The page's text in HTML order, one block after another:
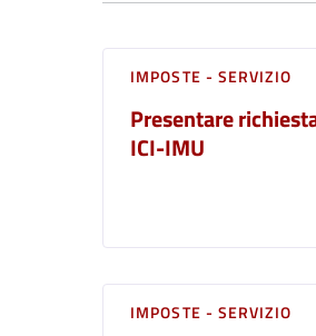
IMPOSTE - SERVIZIO
Presentare
ICI-IMU
IMPOSTE - SERVIZIO